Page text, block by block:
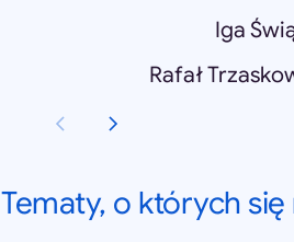
Iga
Rafał
Tematy, o których się